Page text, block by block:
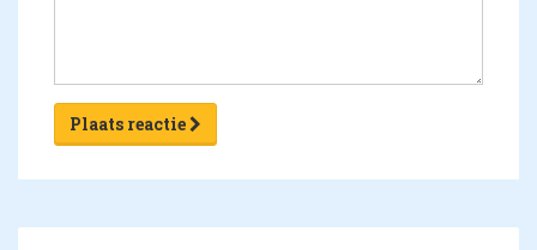
Plaats reactie